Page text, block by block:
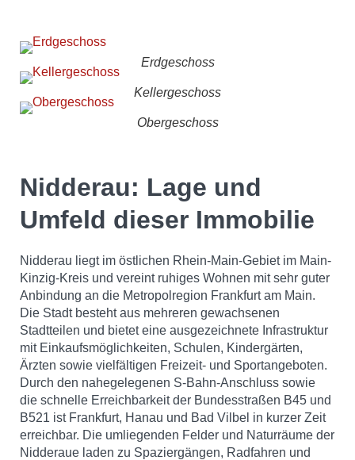
Erdgeschoss
Kellergeschoss
Obergeschoss
Nidderau: Lage und
Umfeld dieser Immobilie
Nidderau liegt im östlichen Rhein-Main-Gebiet im Main-
Kinzig-Kreis und vereint ruhiges Wohnen mit sehr guter
Anbindung an die Metropolregion Frankfurt am Main.
Die Stadt besteht aus mehreren gewachsenen
Stadtteilen und bietet eine ausgezeichnete Infrastruktur
mit Einkaufsmöglichkeiten, Schulen, Kindergärten,
Ärzten sowie vielfältigen Freizeit- und Sportangeboten.
Durch den nahegelegenen S-Bahn-Anschluss sowie
die schnelle Erreichbarkeit der Bundesstraßen B45 und
B521 ist Frankfurt, Hanau und Bad Vilbel in kurzer Zeit
erreichbar. Die umliegenden Felder und Naturräume der
Nidderaue laden zu Spaziergängen, Radfahren und